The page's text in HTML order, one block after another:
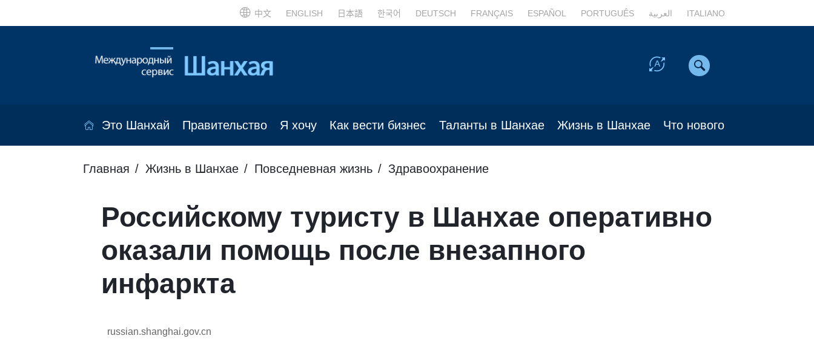
中文 ENGLISH 日本語 한국어 DEUTSCH FRANÇAIS ESPAÑOL PORTUGUÊS العربية ITALIANO
Это Шанхай Правительство Я хочу Как вести бизнес Таланты в Шанхае Жизнь в Шанхае Что нового
Главная Жизнь в Шанхае Повседневная жизнь Здравоохранение
Российскому туристу в Шанхае оперативно
оказали помощь после внезапного
инфаркта
russian.shanghai.gov.cn